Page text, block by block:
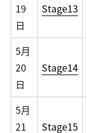
19
日
Stage13
5月
20
日
Stage14
5月
21
Stage15